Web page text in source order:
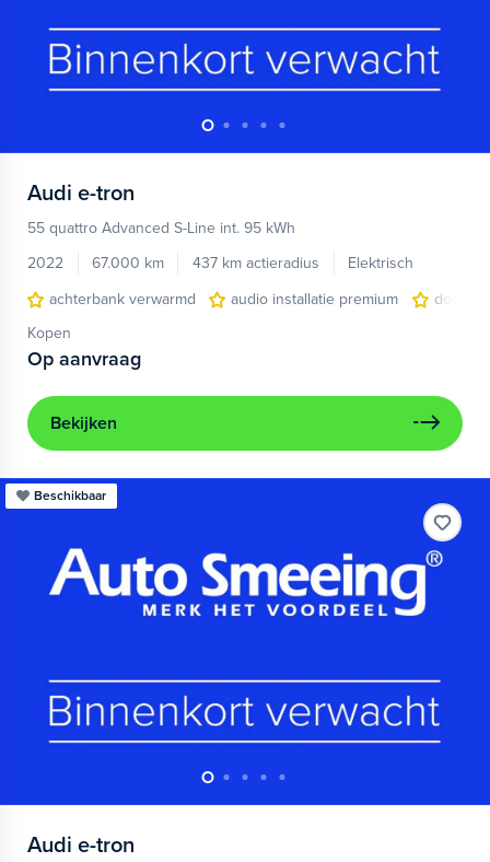
Audi e-tron
55 quattro Advanced S-Line int. 95 kWh
2022
67.000 km 437 km actieradius
Elektrisch
achterbank verwarmd
audio installatie premium
Kopen
Op aanvraag
Bekijken
Beschikbaar
Audi e-tron